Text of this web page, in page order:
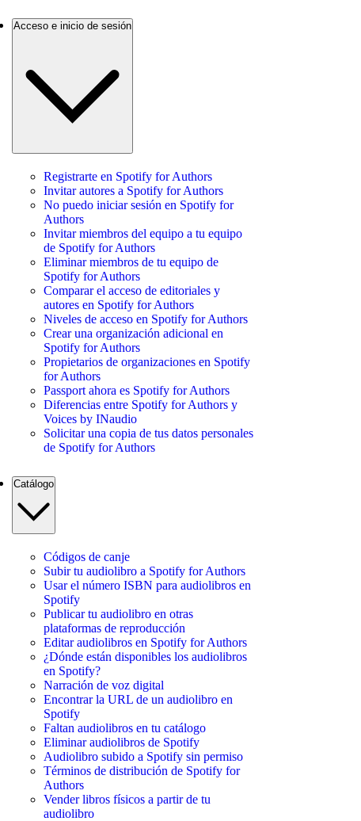
Acceso e inicio de sesión
Registrarte en Spotify for Authors
Invitar autores a Spotify for Authors
No puedo iniciar sesión en Spotify for
Authors
Invitar miembros del equipo a tu equipo
de Spotify for Authors
Eliminar miembros de tu equipo de
Spotify for Authors
Comparar el acceso de editoriales y
autores en Spotify for Authors
Niveles de acceso en Spotify for Authors
Crear una organización adicional en
Spotify for Authors
Propietarios de organizaciones en Spotify
for Authors
Passport ahora es Spotify for Authors
Diferencias entre Spotify for Authors y
Voices by INaudio
Solicitar una copia de tus datos personales
de Spotify for Authors
Catálogo
Códigos de canje
Subir tu audiolibro a Spotify for Authors
Usar el número ISBN para audiolibros en
Spotify
Publicar tu audiolibro en otras
plataformas de reproducción
Editar audiolibros en Spotify for Authors
¿Dónde están disponibles los audiolibros
en Spotify?
Narración de voz digital
Encontrar la URL de un audiolibro en
Spotify
Faltan audiolibros en tu catálogo
Eliminar audiolibros de Spotify
Audiolibro subido a Spotify sin permiso
Términos de distribución de Spotify for
Authors
Vender libros físicos a partir de tu
audiolibro